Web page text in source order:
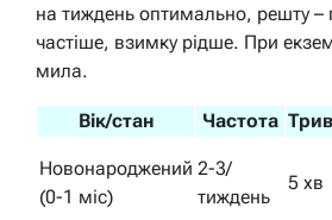
на тиждень оптимально, решту –
частіше, взимку рідше. При
мила.
Вік/стан Частота
Новонароджений
(0-1 міс)
2-3/
тиждень
5 хв